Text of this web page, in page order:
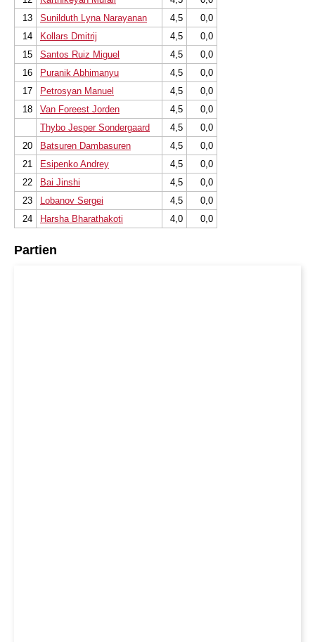
13
Sunilduth Lyna Narayanan 4,5
0,0
14
Kollars Dmitrij 4,5
0,0
15
Santos Ruiz Miguel 4,5
0,0
16
Puranik Abhimanyu 4,5
0,0
17
Petrosyan Manuel 4,5
0,0
18
Van Foreest Jorden 4,5
0,0
Thybo Jesper Sondergaard
4,5
0,0
20
Batsuren Dambasuren 4,5
0,0
21
Esipenko Andrey 4,5
0,0
22
Bai Jinshi 4,5
0,0
23
Lobanov Sergei 4,5
0,0
24
Harsha Bharathakoti 4,0 0,0
Partien